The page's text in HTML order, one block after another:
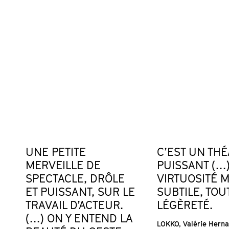
UNE PETITE
MERVEILLE DE
SPECTACLE, DRÔLE
ET PUISSANT, SUR LE
TRAVAIL D’ACTEUR.
(…) ON Y ENTEND LA
C’EST UN
PUISSANT
VIRTUOSITÉ
SUBTILE,
LÉGÈRETÉ.
LOKKO, Valérie